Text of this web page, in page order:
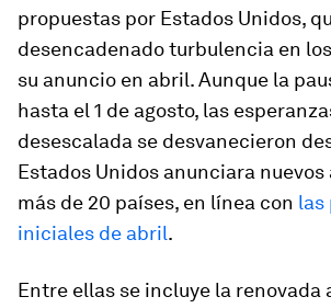
propuestas por Estados Unidos,
desencadenado turbulencia en
su anuncio en abril. Aunque la
hasta el 1 de agosto, las
desescalada se desvanecieron
Estados Unidos anunciara
más de 20 países, en línea con las
iniciales de abril.
Entre ellas se incluye la renovada